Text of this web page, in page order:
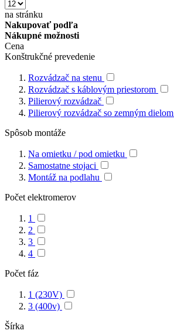
na stránku
Nakupovať podľa
Nákupné možnosti
Cena
Konštrukčné prevedenie
Rozvádzač na stenu
Rozvádzač s káblovým priestorom
Pilierový rozvádzač
Pilierový rozvádzač so zemným dielom
Spôsob montáže
Na omietku / pod omietku
Samostatne stojaci
Montáž na podlahu
Počet elektromerov
1
2
3
4
Počet fáz
1 (230V)
3 (400v)
Šírka